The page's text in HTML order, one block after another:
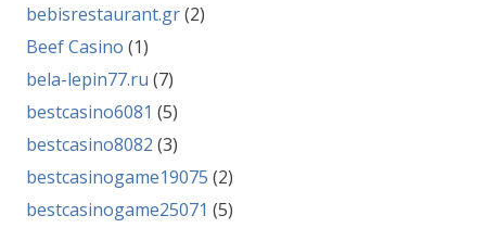
bebisrestaurant.gr(2)
Beef Casino (1)
bela-lepin77.ru (7)
bestcasino6081 (5)
bestcasino8082 (3)
bestcasinogame19075 (2)
bestcasinogame25071 (5)